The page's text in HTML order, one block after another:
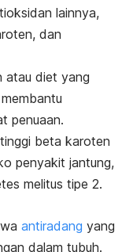
lainnya,
dan
atau diet yang
penuaan.
beta karoten
penyakit jantung,
melitus tipe 2.
antiradang yang
dalam tubuh.